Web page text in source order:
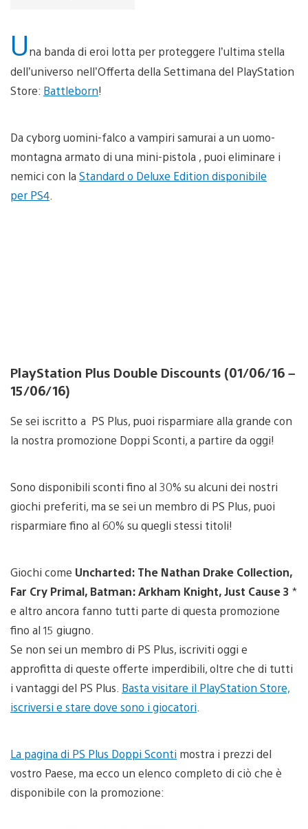
Una banda di eroi lotta per proteggere l’ultima stella
dell’universo nell’Offerta della Settimana del PlayStation
Store: Battleborn!
Da cyborg uomini-falco a vampiri samurai a un uomo-
montagna armato di una mini-pistola , puoi eliminare i
nemici con la Standard o Deluxe Edition disponibile
per PS4
PlayStation Plus Double Discounts (01/06/16 –
15/06/16)
Se sei iscritto a PS Plus, puoi risparmiare alla grande con
la nostra promozione Doppi Sconti, a partire da oggi!
Sono disponibili sconti fino al 30% su alcuni dei nostri
giochi preferiti, ma se sei un membro di PS Plus, puoi
risparmiare fino al 60% su quegli stessi titoli!
Giochi come Uncharted: The Nathan Drake Collection,
Far Cry Primal, Batman: Arkham Knight, Just Cause 3 *
e altro ancora fanno tutti parte di questa promozione
fino al 15 giugno.
Se non sei un membro di PS Plus, iscriviti oggi e
approfitta di queste offerte imperdibili, oltre che di tutti
i vantaggi del PS Plus. Basta visitare il PlayStation Store,
iscriversi e stare dove sono i giocatori.
La pagina di PS Plus Doppi Sconti mostra i prezzi del
vostro Paese, ma ecco un elenco completo di ciò che è
disponibile con la promozione: